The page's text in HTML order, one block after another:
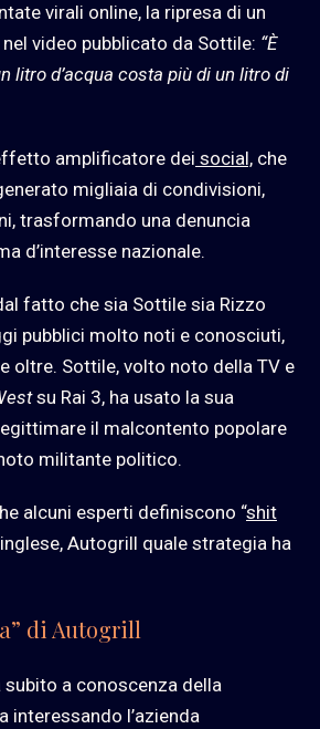
virali online, la ripresa di un
video pubblicato da Sottile: “È
litro d’acqua costa più di un litro di
amplificatore dei social, che
migliaia di condivisioni,
trasformando una denuncia
d’interesse nazionale.
fatto che sia Sottile sia Rizzo
pubblici molto noti e conosciuti,
oltre. Sottile, volto noto della TV e
su Rai 3, ha usato la sua
il malcontento popolare
militante politico.
alcuni esperti definiscono “shit
Autogrill quale strategia ha
di Autogrill
subito a conoscenza della
interessando l’azienda